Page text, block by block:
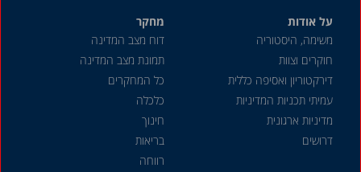
על אודות
משימה, היסטוריה
חוקרים וצוות
דירקטוריון ואסיפה כללית
עמיתי תכניות המדיניות
מדיניות ארגונית
דרושים
מחקר
דוח מצב המדינה
תמונת מצב המדינה
כל המחקרים
כלכלה
חינוך
בריאות
רווחה